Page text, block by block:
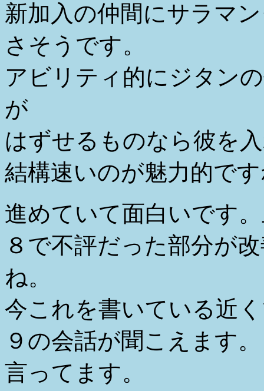
新加入の仲間にサラマ
さそうです。
アビリティ的にジタン
が
はずせるものなら彼を
結構速いのが魅力的で
進めていて面白いです
８で不評だった部分が
ね。
今これを書いている近
９の会話が聞こえます
言ってます。